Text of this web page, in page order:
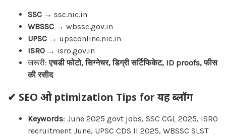
SSC → ssc.nic.in
WBSSC → wbssc.gov.in
UPSC → upsconline.nic.in
ISRO → isro.gov.in
जरूरी:एचडी फोटो, सिग्नेचर, डिग्री सर्टिफिकेट, ID proofs, फीस
की रसीद
✔ SEO ओ ptimization Tips for यह ब्लॉग
Keywords: June 2025 govt jobs, SSC CGL 2025, ISRO
recruitment June, UPSC CDS II 2025, WBSSC SLST